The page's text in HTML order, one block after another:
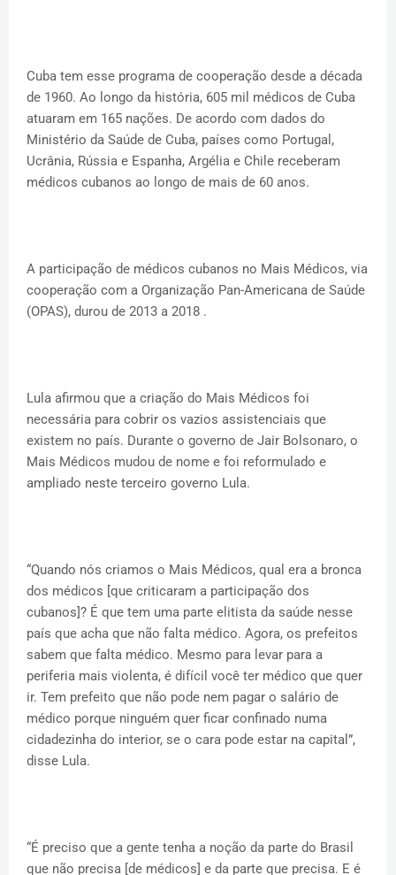
Cuba tem esse programa de cooperação desde a década
de 1960. Ao longo da história, 605 mil médicos de Cuba
atuaram em 165 nações. De acordo com dados do
Ministério da Saúde de Cuba, países como Portugal,
Ucrânia, Rússia e Espanha, Argélia e Chile receberam
médicos cubanos ao longo de mais de 60 anos.
A participação de médicos cubanos no Mais Médicos, via
cooperação com a Organização Pan-Americana de Saúde
(OPAS), durou de 2013 a 2018 .
Lula afirmou que a criação do Mais Médicos foi
necessária para cobrir os vazios assistenciais que
existem no país. Durante o governo de Jair Bolsonaro, o
Mais Médicos mudou de nome e foi reformulado e
ampliado neste terceiro governo Lula.
“Quando nós criamos o Mais Médicos, qual era a bronca
dos médicos [que criticaram a participação dos
cubanos]? É que tem uma parte elitista da saúde nesse
país que acha que não falta médico. Agora, os prefeitos
sabem que falta médico. Mesmo para levar para a
periferia mais violenta, é difícil você ter médico que quer
ir. Tem prefeito que não pode nem pagar o salário de
médico porque ninguém quer ficar confinado numa
cidadezinha do interior, se o cara pode estar na capital”,
disse Lula.
“É preciso que a gente tenha a noção da parte do Brasil
que não precisa [de médicos] e da parte que precisa. E é